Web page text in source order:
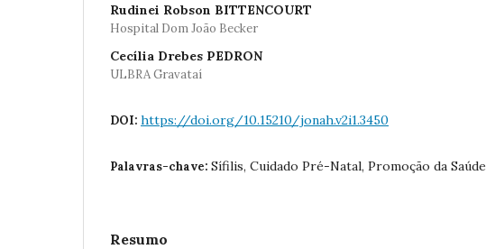
Rudinei Robson BITTENCOURT
Hospital Dom João Becker
Cecília Drebes PEDRON
ULBRA Gravataí
DOI: https://doi.org/10.15210/jonah.v2i1.3450
Palavras-chave: Sífilis, Cuidado Pré-Natal, Promoção da Saúde
Resumo